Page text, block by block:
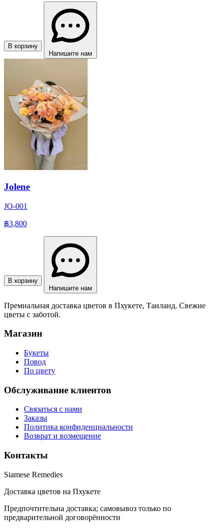
В корзину
Напишите нам
Jolene
JO-001
฿3,800
В корзину
Напишите нам
Премиальная доставка цветов в Пхукете, Таиланд. Свежие
цветы с заботой.
Магазин
Букеты
Повод
По цвету
Обслуживание клиентов
Связаться с нами
Заказы
Политика конфиденциальности
Возврат и возмещение
Контакты
Siamese Remedies
Доставка цветов на Пхукете
Предпочтительна доставка; самовывоз только по
предварительной договорённости